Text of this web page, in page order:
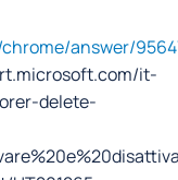
answer/
it-
delete-